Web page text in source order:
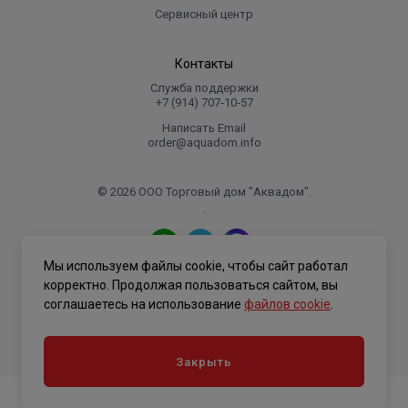
Сервисный центр
Контакты
Служба поддержки
+7 (914) 707‑10‑57
Написать Email
order@aquadom.info
© 2026 ООО Торговый дом "Аквадом".
.
Политика конфиденциальности
Мы используем файлы cookie, чтобы сайт работал
корректно. Продолжая пользоваться сайтом, вы
соглашаетесь на использование файлов cookie
Закрыть